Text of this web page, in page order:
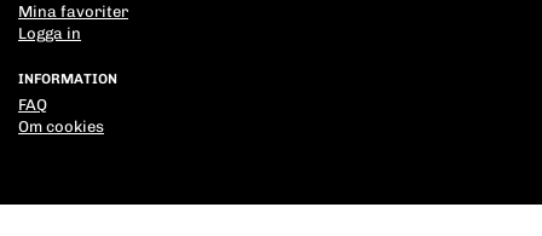
Mina favoriter
Logga in
INFORMATION
FAQ
Om cookies